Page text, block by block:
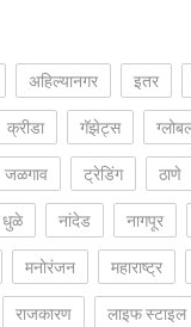
अहिल्यानगर इतर
क्रीडा गॅझेट्स
जळगाव ट्रेडिंग ठाणे
धुळे नांदेड नागपूर
मनोरंजन महाराष्ट्र
राजकारण लाइफ स्टाइल